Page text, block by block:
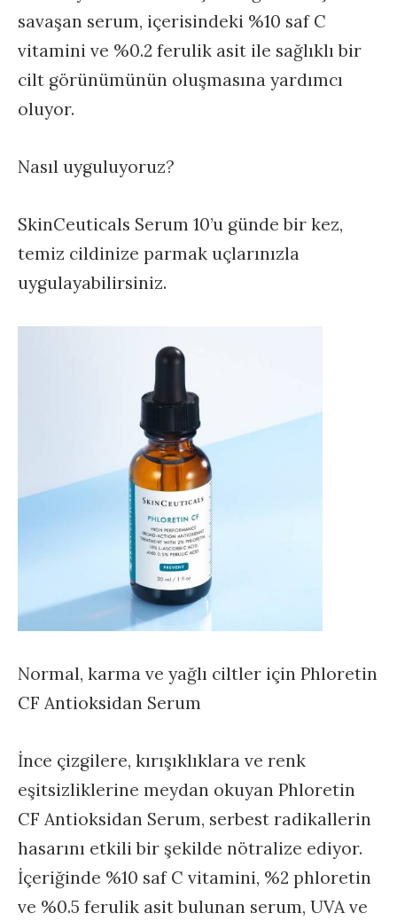
savaşan serum, içerisindeki %10 saf C
vitamini ve %0.2 ferulik asit ile sağlıklı bir
cilt görünümünün oluşmasına yardımcı
oluyor.
Nasıl uyguluyoruz?
SkinCeuticals Serum 10’u günde bir kez,
temiz cildinize parmak uçlarınızla
uygulayabilirsiniz.
Normal, karma ve yağlı ciltler için Phloretin
CF Antioksidan Serum
İnce çizgilere, kırışıklıklara ve renk
eşitsizliklerine meydan okuyan Phloretin
CF Antioksidan Serum, serbest radikallerin
hasarını etkili bir şekilde nötralize ediyor.
İçeriğinde %10 saf C vitamini, %2 phloretin
ve %0.5 ferulik asit bulunan serum, UVA ve